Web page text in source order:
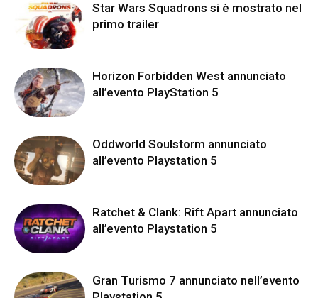
Star Wars Squadrons si è mostrato nel
primo trailer
Horizon Forbidden West annunciato
all’evento PlayStation 5
Oddworld Soulstorm annunciato
all’evento Playstation 5
Ratchet & Clank: Rift Apart annunciato
all’evento Playstation 5
Gran Turismo 7 annunciato nell’evento